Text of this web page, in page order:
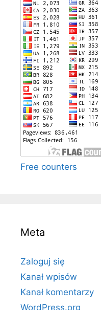
Free counters
Meta
Zaloguj się
Kanał wpisów
Kanał komentarzy
WordPress.org